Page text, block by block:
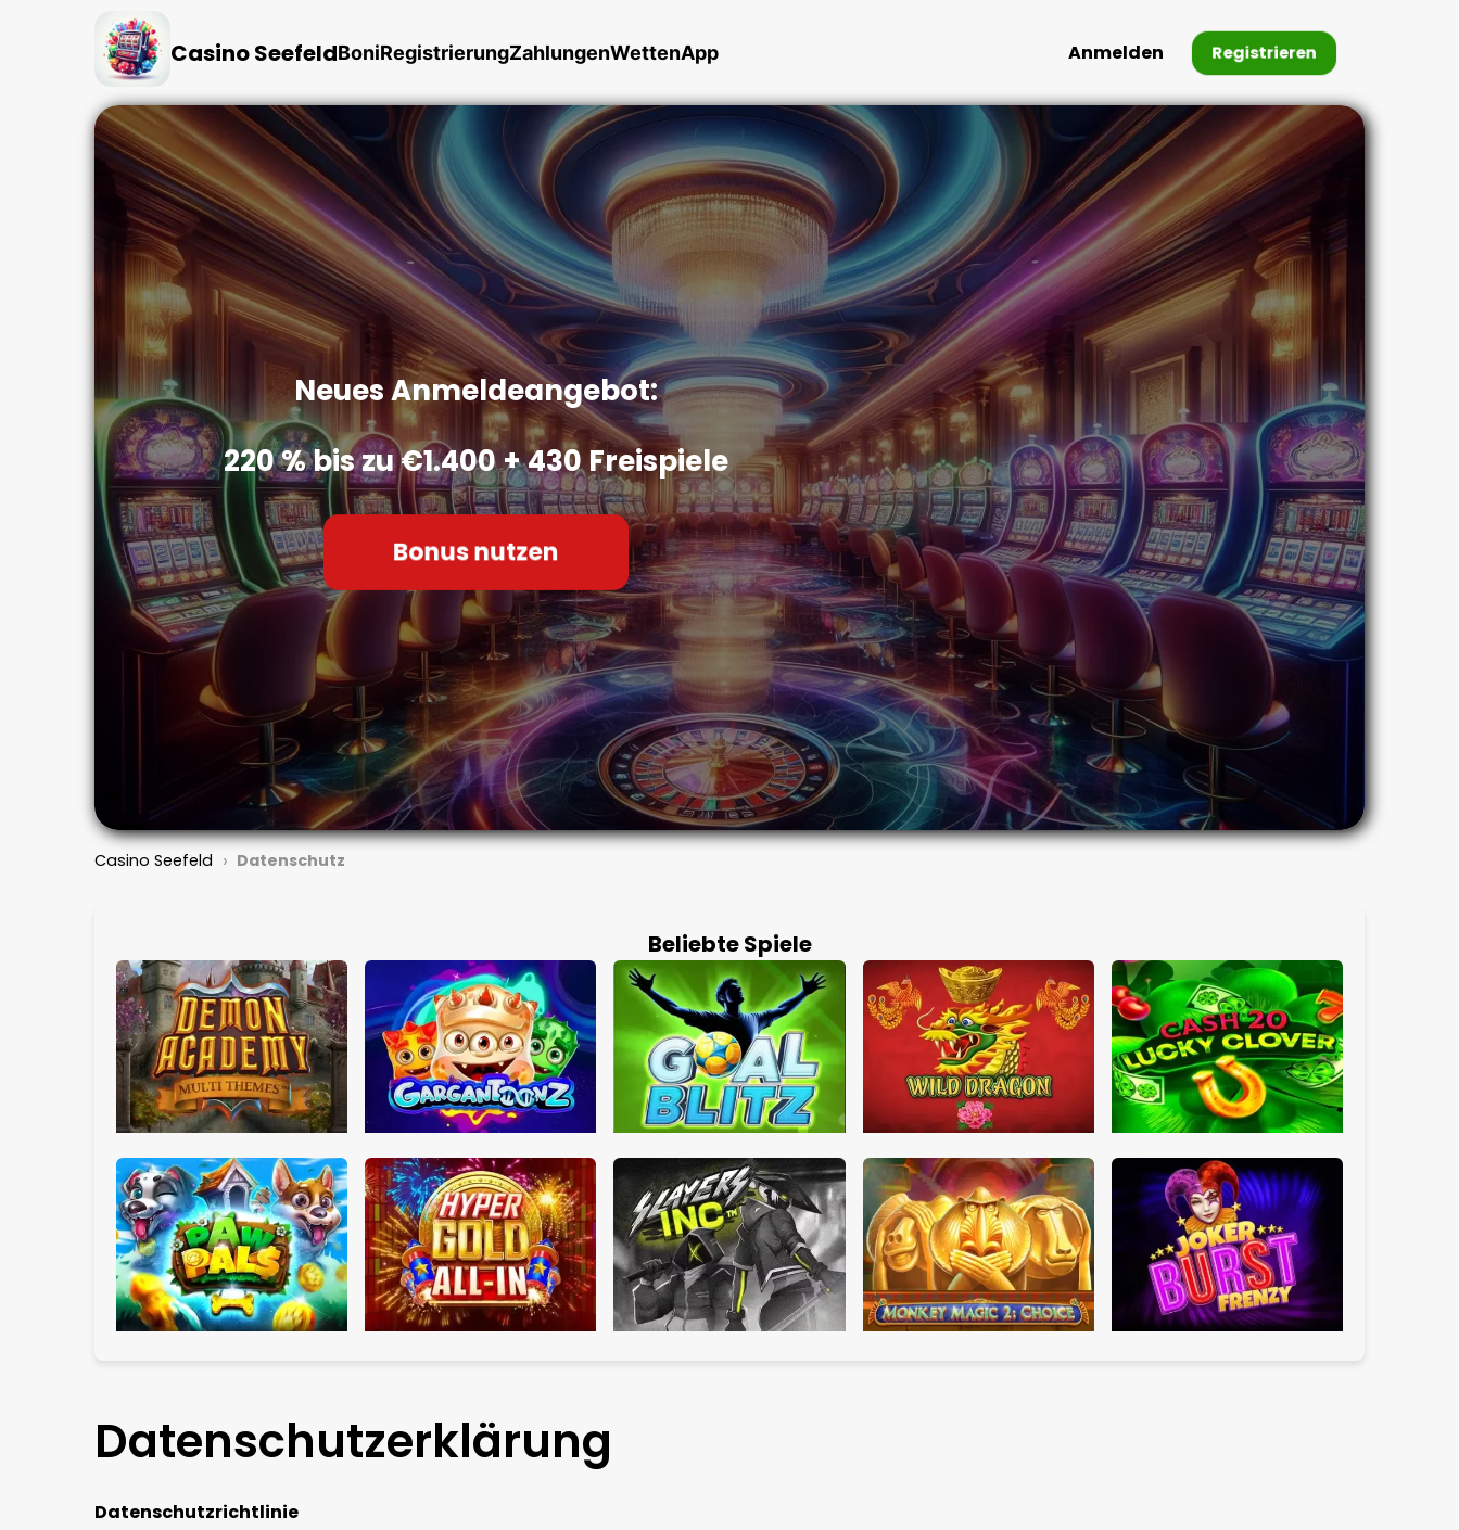
Casino SeefeldBoniRegistrierungZahlungenWettenApp Anmelden Registrieren
Neues Anmeldeangebot:
220 % bis zu €1.400 + 430 Freispiele
Bonus nutzen
Casino Seefeld › Datenschutz
Beliebte Spiele
Datenschutzerklärung
Datenschutzrichtlinie